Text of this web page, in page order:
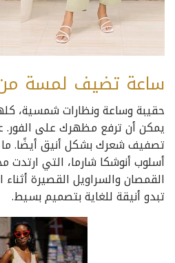
ساعة تضيف لمسة
حقيبة وساعة ونظارات شمسية،
يمكن أن ترفع مظهرك على الفور.
تصفيف شعرك بشكل أنيق أيضًا.
أسلوب أنوشكا شارما، التي
القمصان والسراويل القصيرة
تبدو أنيقة للغاية بتصميم بسيط.